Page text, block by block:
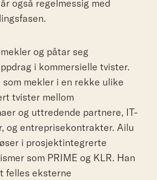
også regelmessig med
og påtar seg
i kommersielle tvister.
mekler i en rekke ulike
tvister mellom
og uttredende partnere, IT-
og entreprisekontrakter. Ailu
i prosjektintegrerte
som PRIME og KLR. Han
felles eksterne